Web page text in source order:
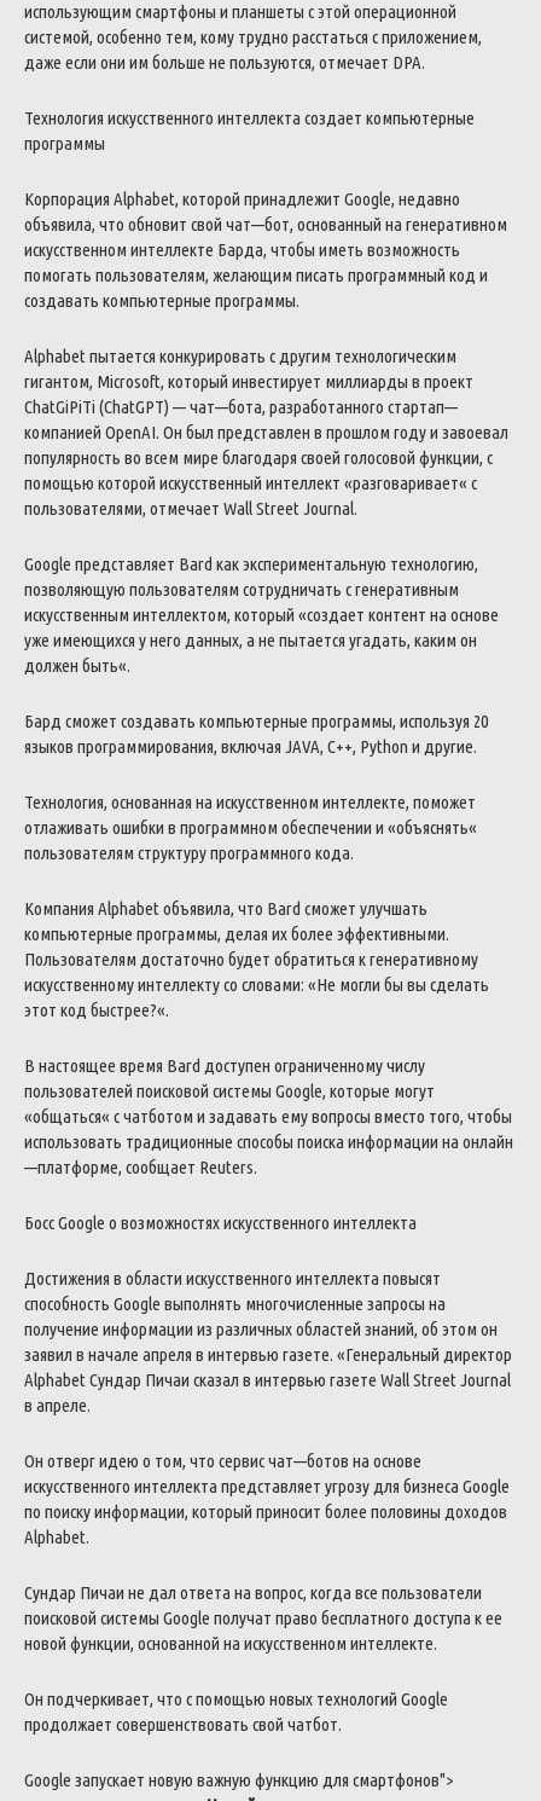
использующим смартфоны и планшеты сэтой операционной
системой, особенно тем, кому трудно расстаться сприложением,
даже если они им больше не пользуются, отмечает DPA.
Технология искусственного интеллекта создает компьютерные
программы
Корпорация Alphabet, которой принадлежит Google, недавно
объявила, что обновит свой чат—бот, основанный на генеративном
искусственном интеллекте Барда, чтобы иметь возможность
помогать пользователям, желающим писать программный код и
создавать компьютерные программы.
Alphabet пытается конкурировать с другим технологическим
гигантом, Microsoft, который инвестирует миллиарды в проект
ChatGiPiTi (ChatGPT) —чат—бота, разработанного стартап—
компанией OpenAI. Он был представлен в прошлом годуи завоевал
популярность во всем мире благодаря своей голосовой функции, с
помощью которой искусственный интеллект «разговаривает« с
пользователями, отмечает WallStreet Journal.
Google представляет Bard какэкспериментальную технологию,
позволяющую пользователям сотрудничать сгенеративным
искусственным интеллектом, который «создает контент на основе
уже имеющихся унего данных, а не пытается угадать, каким он
должен быть«.
Бард сможет создавать компьютерные программы, используя 20
языков программирования, включая JAVA, C++, Python и другие.
Технология, основанная на искусственном интеллекте, поможет
отлаживать ошибки в программном обеспечении и «объяснять«
пользователям структурупрограммного кода.
Компания Alphabet объявила, что Bard сможет улучшать
компьютерные программы, делая ихболее эффективными.
Пользователям достаточно будет обратиться кгенеративному
искусственномуинтеллектусо словами: «Не могли бы вы сделать
этот код быстрее?«.
В настоящее время Bard доступен ограниченномучислу
пользователей поисковой системы Google, которые могут
«общаться« счатботом и задавать емувопросы вместо того, чтобы
использовать традиционные способы поиска информации на онлайн
—платформе, сообщает Reuters.
БоссGoogle о возможностяхискусственного интеллекта
Достижения в области искусственного интеллекта повысят
способность Google выполнять многочисленные запросы на
получение информации из различныхобластей знаний, об этом он
заявил в начале апреля в интервью газете. «Генеральный директор
Alphabet Сундар Пичаи сказал в интервью газете WallStreet Journal
в апреле.
Он отвергидею о том, что сервисчат—ботов на основе
искусственного интеллекта представляет угрозу для бизнеса Google
по поискуинформации, который приносит более половины доходов
Alphabet.
Сундар Пичаи не дал ответа на вопрос, когда все пользователи
поисковой системы Google получат право бесплатного доступа кее
новой функции, основанной на искусственном интеллекте.
Он подчеркивает, что спомощью новых технологий Google
продолжает совершенствовать свой чатбот.
Google запускает новую важную функцию для смартфонов">